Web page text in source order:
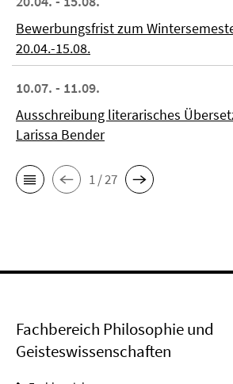
Bewerbungsfrist zum
20.04.-15.08.
10.07. - 11.09.
Ausschreibung literarisches
Larissa Bender
1 / 27
Fachbereich Philosophie und
Geisteswissenschaften